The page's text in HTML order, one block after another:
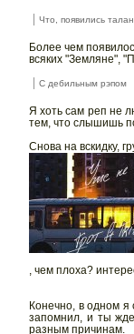
Что, появились
Более чем
всяких "Земляне",
С дебильным рэпом
Я хоть сам реп не
тем, что слышишь
Снова на вскидку,
, чем плоха?
Конечно, в одном я
запомнил, и ты
разным причинам.